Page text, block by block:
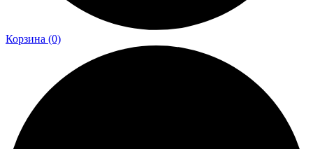
Корзина (0)